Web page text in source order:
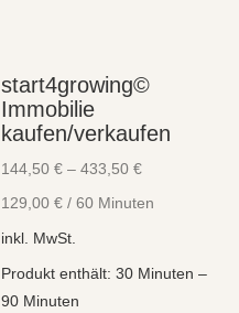
start4growing©
Immobilie
kaufen/verkaufen
144,50 €– 433,50 €
129,00 €/ 60 Minuten
inkl. MwSt.
Produkt enthält: 30 Minuten –
90 Minuten